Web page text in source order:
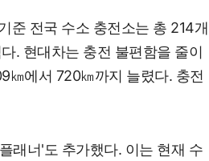
준 전국 수소 충전소는 총 214개
. 현대차는 충전 불편함을 줄이
㎞에서 720㎞까지 늘렸다. 충전
래너'도 추가했다. 이는 현재 수